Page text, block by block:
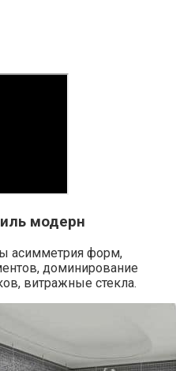
модерн
асимметрия форм,
доминирование
витражные стекла.